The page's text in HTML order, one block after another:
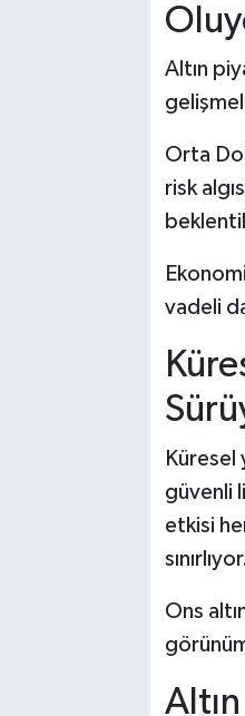
Altın
Orta
risk
vadeli
Küresel
güvenli
etkisi
Ons